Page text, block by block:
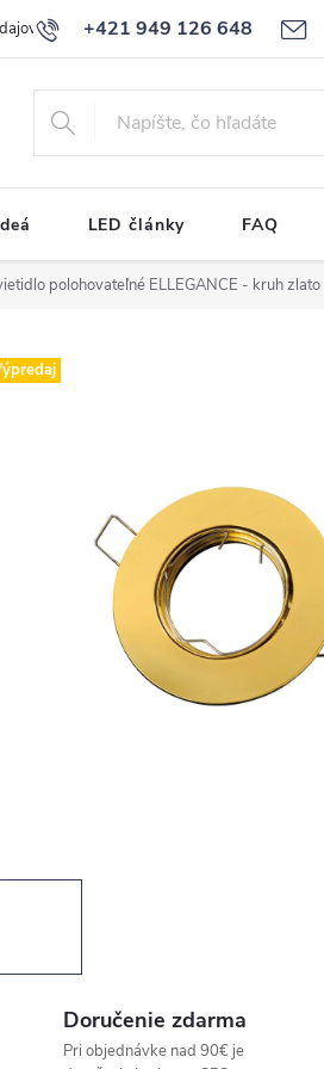
+421 949 126 648
Reklamačný poriadok
LED články FAQ
polohovateľné ELLEGANCE - kruh zlato
Doručenie zdarma
Pri objednávke nad 90€ je